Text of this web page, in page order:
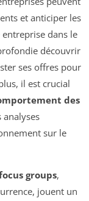
et anticiper les
dans le
découvrir
ses offres pour
il est crucial
des
analyses
sur le
groups,
jouent un